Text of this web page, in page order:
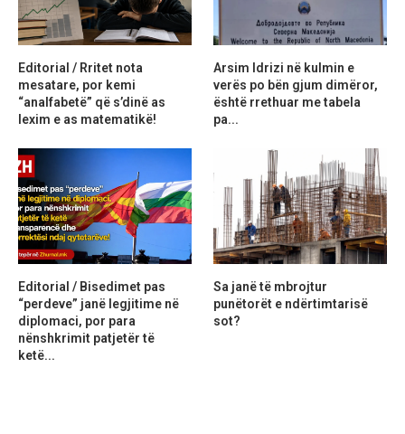
Editorial / Rritet nota
mesatare, por kemi
“analfabetë” që s’dinë as
lexim e as matematikë!
Arsim Idrizi në kulmin e
verës po bën gjum dimëror,
është rrethuar me tabela
pa...
Editorial / Bisedimet pas
“perdeve” janë legjitime në
diplomaci, por para
nënshkrimit patjetër të
ketë...
Sa janë të mbrojtur
punëtorët e ndërtimtarisë
sot?